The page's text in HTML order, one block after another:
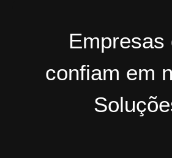
Empresas
confiam em